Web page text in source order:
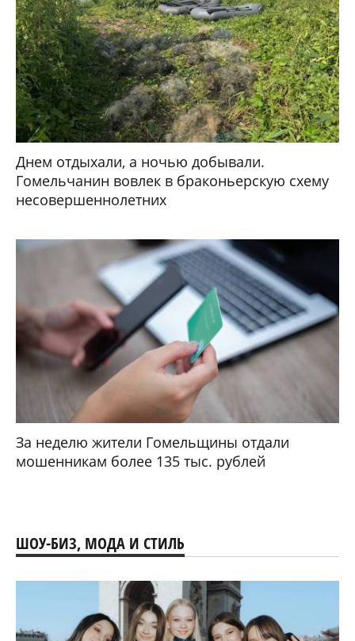
Днем отдыхали, а ночью добывали.
Гомельчанин вовлек в браконьерскую схему
несовершеннолетних
За неделю жители Гомельщины отдали
мошенникам более 135 тыс. рублей
ШОУ-БИЗ, МОДА И СТИЛЬ